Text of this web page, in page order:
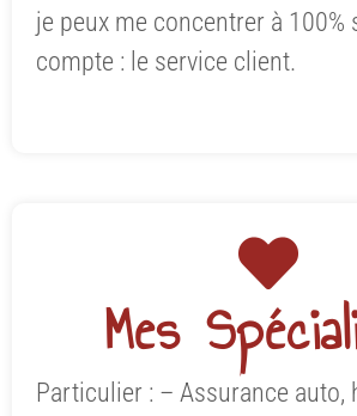
je peux me concentrer à 100%
compte : le service client.
Mes
Particulier : – Assurance auto,